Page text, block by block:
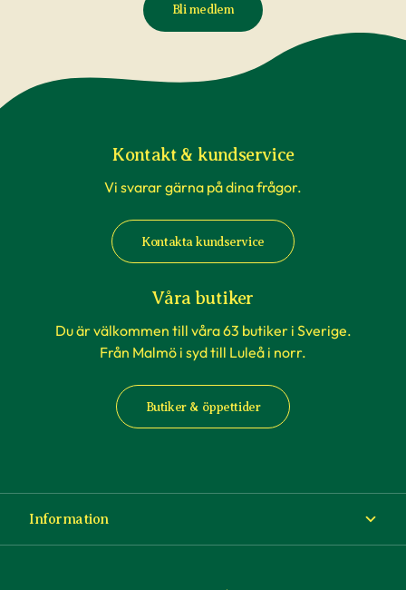
Bli medlem
Kontakt & kundservice
Vi svarar gärna på dina frågor.
Kontakta kundservice
Våra butiker
Du är välkommen till våra 63 butiker i Sverige.
Från Malmö i syd till Luleå i norr.
Butiker & öppettider
Information